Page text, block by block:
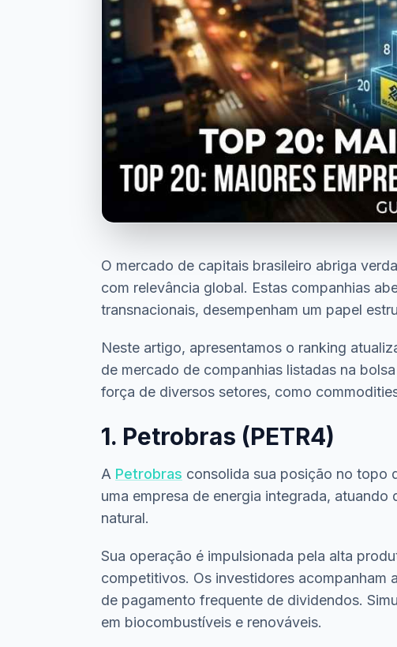
O mercado de capitais brasileiro abriga
com relevância global. Estas companhias
transnacionais, desempenham um papel
Neste artigo, apresentamos o ranking
de mercado de companhias listadas na
força de diversos setores, como
1. Petrobras (PETR4)
A Petrobras consolida sua posição no topo
uma empresa de energia integrada,
natural.
Sua operação é impulsionada pela alta
competitivos. Os investidores
de pagamento frequente de dividendos.
em biocombustíveis e renováveis.